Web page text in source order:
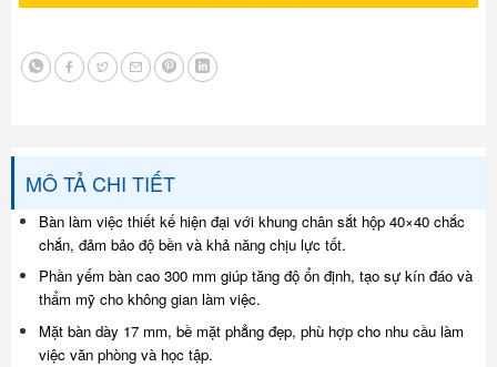
MÔ TẢ CHI TIẾT
Bàn làm việc thiết kế hiện đại với khung chân sắt hộp 40×40 chắc
chắn, đảm bảo độ bền và khả năng chịu lực tốt.
Phần yếm bàn cao 300 mm giúp tăng độ ổn định, tạo sự kín đáo và
thẩm mỹ cho không gian làm việc.
Mặt bàn dày 17 mm, bề mặt phẳng đẹp, phù hợp cho nhu cầu làm
việc văn phòng và học tập.